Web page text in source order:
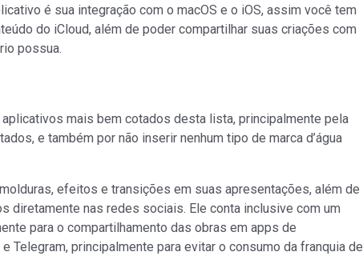
é sua integração com o macOS e o iOS, assim você tem
do iCloud, além de poder compartilhar suas criações com
possua.
aplicativos mais bem cotados desta lista, principalmente pela
e também por não inserir nenhum tipo de marca d’água
efeitos e transições em suas apresentações, além de
diretamente nas redes sociais. Ele conta inclusive com um
para o compartilhamento das obras em apps de
Telegram, principalmente para evitar o consumo da franquia de